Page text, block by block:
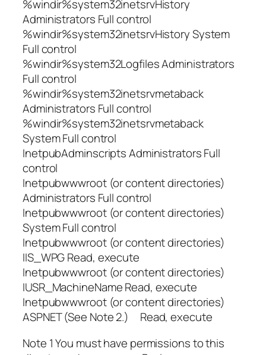
%windir%system32inetsrvHistory
Administrators Full control
%windir%system32inetsrvHistory System
Full control
%windir%system32Logfiles Administrators
Full control
%windir%system32inetsrvmetaback
Administrators Full control
%windir%system32inetsrvmetaback
System Full control
InetpubAdminscripts Administrators Full
control
Inetpubwwwroot (or content directories)
Administrators Full control
Inetpubwwwroot (or content directories)
System Full control
Inetpubwwwroot (or content directories)
IIS_WPG Read, execute
Inetpubwwwroot (or content directories)
IUSR_MachineName Read, execute
Inetpubwwwroot (or content directories)
ASPNET (See Note 2.) Read, execute
Note 1 You must have permissions to this